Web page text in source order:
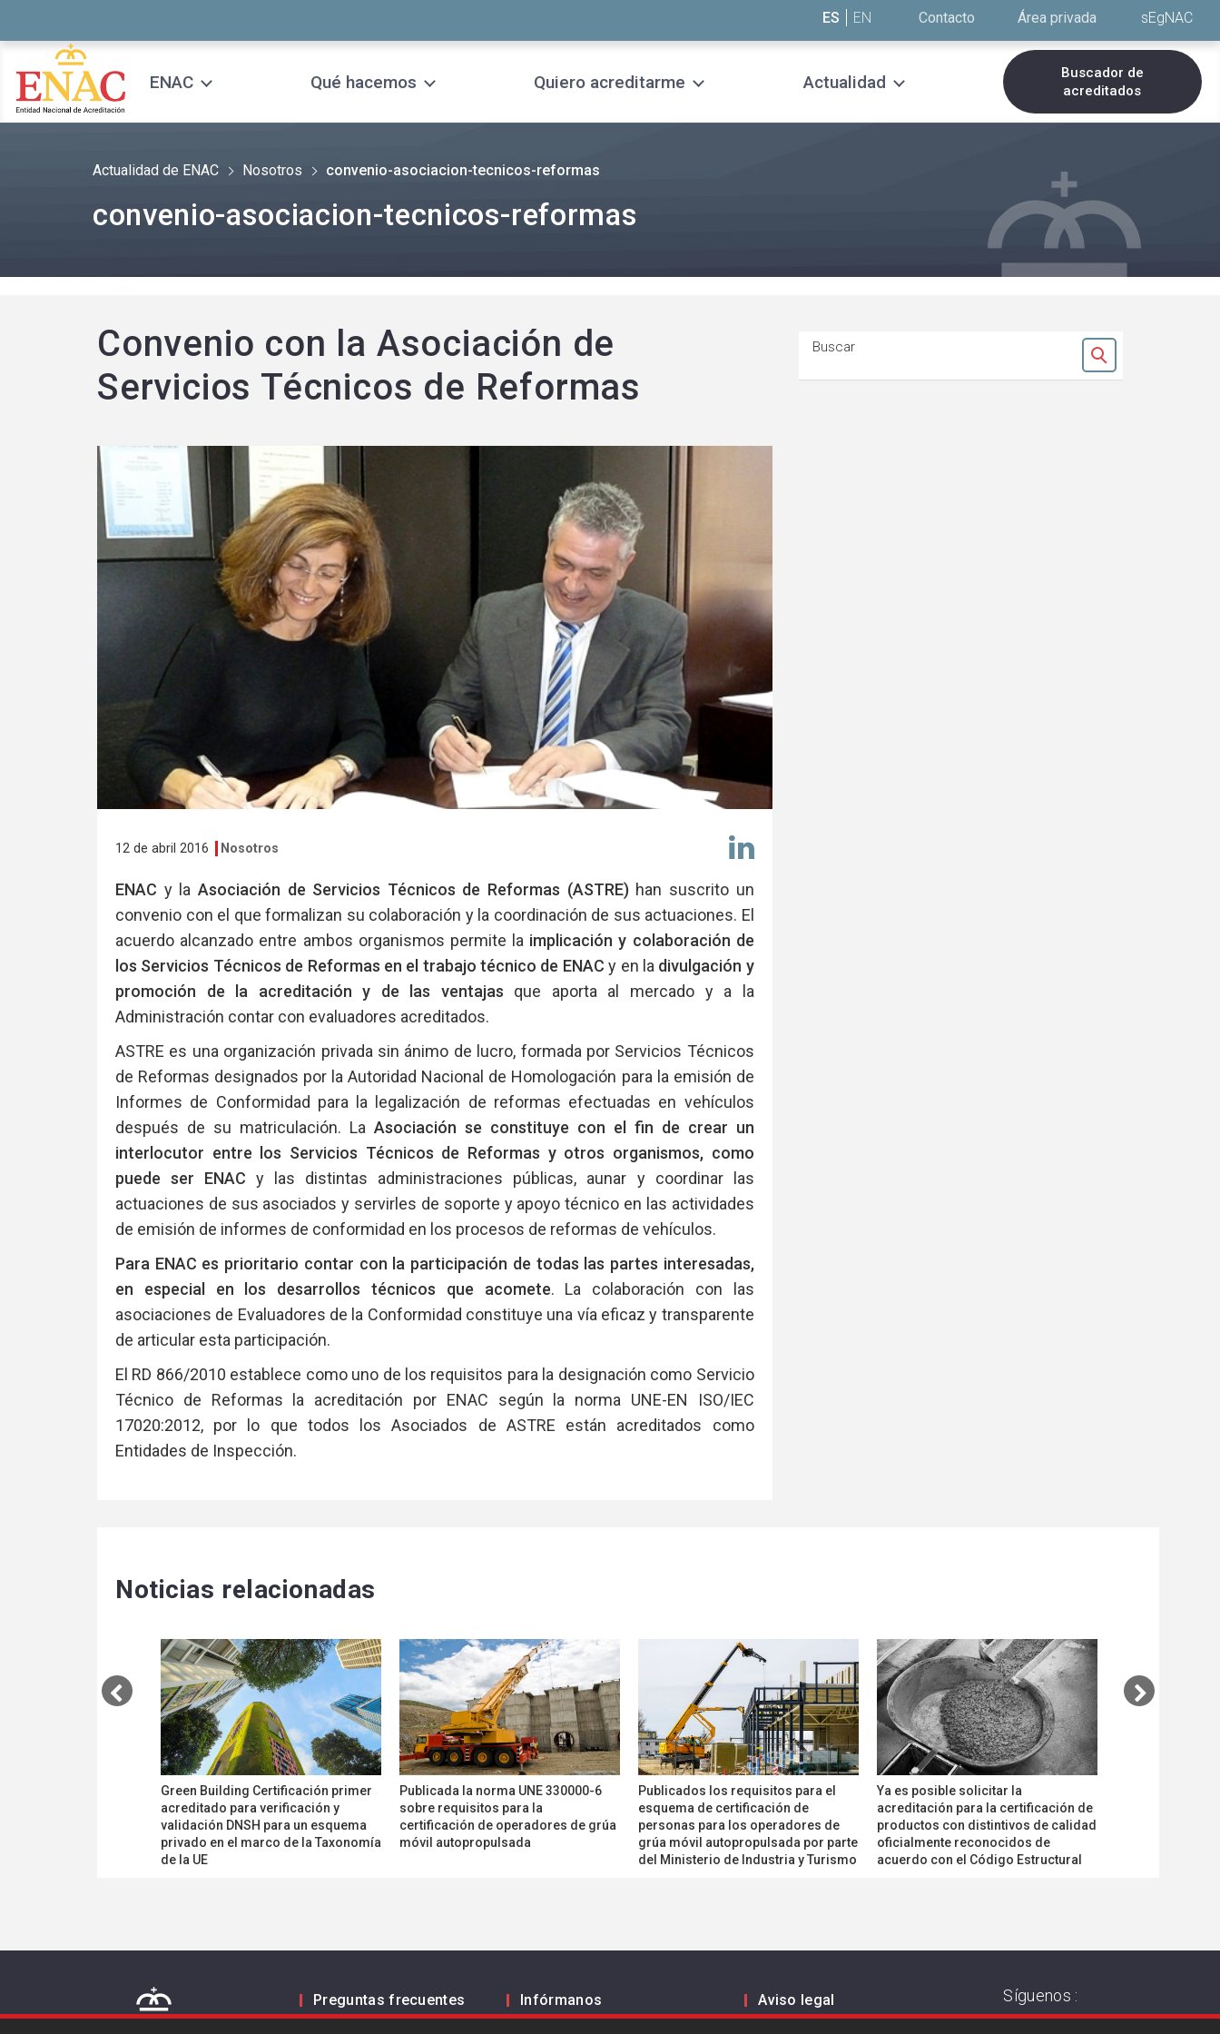
ES EN Contacto Área privada sEgNAC
ENAC Qué hacemos Quiero acreditarme Actualidad
Buscador de
acreditados
Actualidad de ENAC Nosotros convenio-asociacion-tecnicos-reformas
convenio-asociacion-tecnicos-reformas
Convenio con la Asociación de
Servicios Técnicos de Reformas
12 de abril 2016 Nosotros Compartir
en
Linkedin
ENAC y la Asociación de Servicios Técnicos de Reformas (ASTRE) han suscrito un
convenio con el que formalizan su colaboración y la coordinación de sus actuaciones. El
acuerdo alcanzado entre ambos organismos permite la implicación y colaboración de
los Servicios Técnicos de Reformas en el trabajo técnico de ENAC y en la divulgación y
promoción de la acreditación y de las ventajas que aporta al mercado y a la
Administración contar con evaluadores acreditados.
ASTRE es una organización privada sin ánimo de lucro, formada por Servicios Técnicos
de Reformas designados por la Autoridad Nacional de Homologación para la emisión de
Informes de Conformidad para la legalización de reformas efectuadas en vehículos
después de su matriculación. La Asociación se constituye con el fin de crear un
interlocutor entre los Servicios Técnicos de Reformas y otros organismos, como
puede ser ENAC y las distintas administraciones públicas, aunar y coordinar las
actuaciones de sus asociados y servirles de soporte y apoyo técnico en las actividades
de emisión de informes de conformidad en los procesos de reformas de vehículos.
Para ENAC es prioritario contar con la participación de todas las partes interesadas,
en especial en los desarrollos técnicos que acomete. La colaboración con las
asociaciones de Evaluadores de la Conformidad constituye una vía eficaz y transparente
de articular esta participación.
El RD 866/2010 establece como uno de los requisitos para la designación como Servicio
Técnico de Reformas la acreditación por ENAC según la norma UNE-EN ISO/IEC
17020:2012, por lo que todos los Asociados de ASTRE están acreditados como
Entidades de Inspección.
Noticias relacionadas
Green Building Certificación primer
acreditado para verificación y
validación DNSH para un esquema
privado en el marco de la Taxonomía
de la UE
Publicada la norma UNE 330000-6
sobre requisitos para la
certificación de operadores de grúa
móvil autopropulsada
Publicados los requisitos para el
esquema de certificación de
personas para los operadores de
grúa móvil autopropulsada por parte
del Ministerio de Industria y Turismo
Ya es posible solicitar la
acreditación para la certificación de
productos con distintivos de calidad
oficialmente reconocidos de
acuerdo con el Código Estructural
Buscar
Ok
Preguntas frecuentes
Infórmanos
Aviso legal
Síguenos :